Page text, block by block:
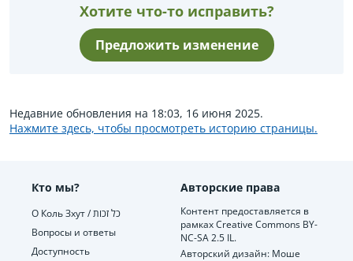
Хотите что-то исправить?
Предложить изменение
Недавние обновления на 18:03, 16 июня 2025.
Нажмите здесь, чтобы просмотреть историю страницы.
Кто мы?
О Коль Зхут / כל זכות
Вопросы и ответы
Доступность
Авторские права
Контент предоставляется в
рамках Creative Commons BY-
NC-SA 2.5 IL.
Авторский дизайн: Моше